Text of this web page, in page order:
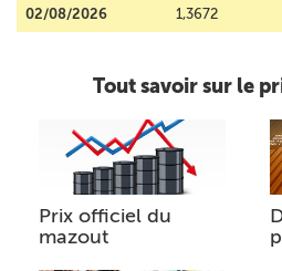
02/08/2026 1,3672
Tout savoir sur le
Prix officiel du
mazout